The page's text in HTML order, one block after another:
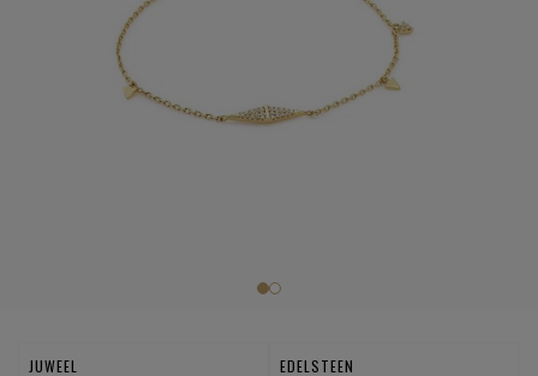
JUWEEL
EDELSTEEN